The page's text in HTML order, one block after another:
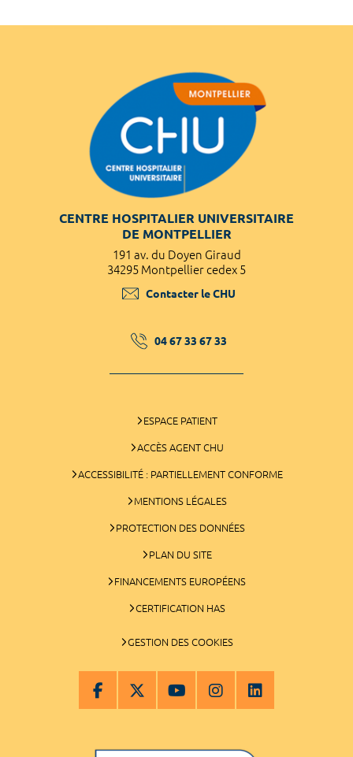
CENTRE HOSPITALIER UNIVERSITAIRE
DE MONTPELLIER
191 av. du Doyen Giraud
34295 Montpellier cedex 5
Contacter le CHU
04 67 33 67 33
ESPACE PATIENT
ACCÈS AGENT CHU
ACCESSIBILITÉ : PARTIELLEMENT CONFORME
MENTIONS LÉGALES
PROTECTION DES DONNÉES
PLAN DU SITE
FINANCEMENTS EUROPÉENS
CERTIFICATION HAS
GESTION DES COOKIES